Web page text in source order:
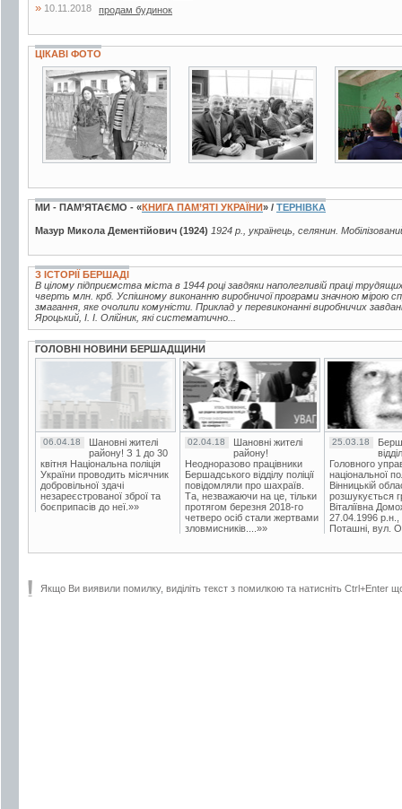
» 10.11.2018 продам будинок
ЦІКАВІ ФОТО
2 фото 3 фото 5 фото
МИ - ПАМ’ЯТАЄМО - «КНИГА ПАМ’ЯТІ УКРАЇНИ» / ТЕРНІВКА
Мазур Микола Дементійович (1924) 1924 р., українець, селянин.
З ІСТОРІЇ БЕРШАДІ
В цілому підприємства міста в 1944 році завдяки наполегливій праці
чверть млн. крб. Успішному виконанню виробничої програми значною мірою
змагання, яке очолили комуністи. Приклад у перевиконанні виробничих
Яроцький, І. І. Олійник, які систематично...
ГОЛОВНІ НОВИНИ БЕРШАДЩИНИ
06.04.18
Шановні жителі
району! З 1 до 30
квітня Національна поліція
України проводить місячник
добровільної здачі
незареєстрованої зброї та
боєприпасів до неї.»»
02.04.18
Шановні жителі
району!
Неодноразово працівники
Бершадського відділу поліції
повідомляли про шахраїв.
Та, незважаючи на це, тільки
протягом березня 2018-го
четверо осіб стали жертвами
зловмисників....»»
25.03.18
Головного
національної
Вінницькій
розшукується
Віталіївна
27.04.1996 р.н.,
Поташні, вул.
Якщо Ви виявили помилку, виділіть текст з помилкою та натисніть Ctrl+Enter